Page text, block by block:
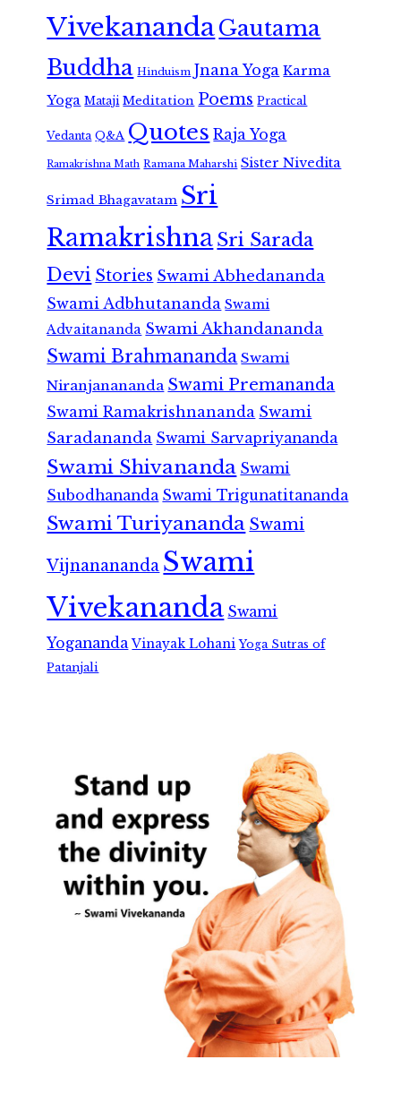
VivekanandaGautama
Buddha Hinduism Jnana Yoga Karma
Yoga Mataji Meditation Poems Practical
Vedanta Q&A Quotes Raja Yoga
Ramakrishna Math Ramana Maharshi Sister Nivedita
Srimad Bhagavatam Sri
RamakrishnaSri Sarada
Devi Stories Swami Abhedananda
Swami Adbhutananda Swami
Advaitananda Swami Akhandananda
Swami Brahmananda Swami
Niranjanananda Swami Premananda
Swami Ramakrishnananda Swami
Saradananda Swami Sarvapriyananda
Swami Shivananda Swami
Subodhananda Swami Trigunatitananda
Swami Turiyananda Swami
Vijnanananda Swami
Vivekananda Swami
Yogananda Vinayak Lohani Yoga Sutras of
Patanjali